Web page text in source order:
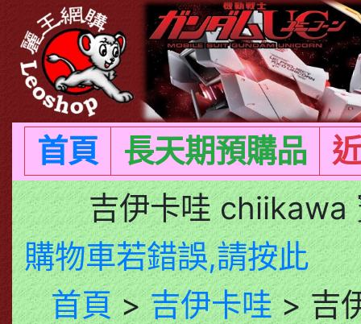
首頁 長天期預購品
吉伊卡哇 chiikawa
購物車若錯誤,請按此
首頁>吉伊卡哇> 吉